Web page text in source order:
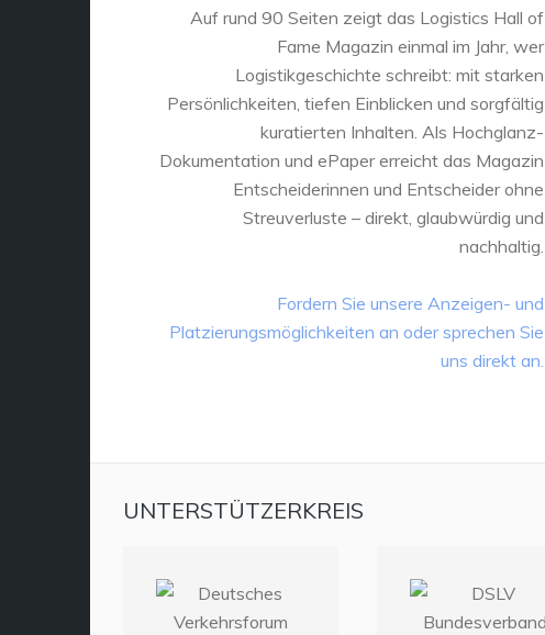
Auf rund 90 Seiten zeigt das Logistics Hall of
Fame Magazin einmal im Jahr, wer
Logistikgeschichte schreibt: mit starken
Persönlichkeiten, tiefen Einblicken und sorgfältig
kuratierten Inhalten. Als Hochglanz-
Dokumentation und ePaper erreicht das Magazin
Entscheiderinnen und Entscheider ohne
Streuverluste – direkt, glaubwürdig und
nachhaltig.
Fordern Sie unsere Anzeigen- und
Platzierungsmöglichkeiten an oder sprechen Sie
uns direkt an.
UNTERSTÜTZERKREIS